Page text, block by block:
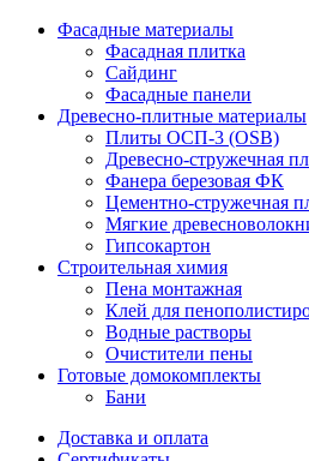
Фасадные материалы
Фасадная плитка
Сайдинг
Фасадные панели
Древесно-плитные материалы
Плиты ОСП-3 (OSB)
Древесно-стружечная
Фанера березовая ФК
Цементно-стружечная
Мягкие
Гипсокартон
Строительная химия
Пена монтажная
Клей для
Водные растворы
Очистители пены
Готовые домокомплекты
Бани
Доставка и оплата